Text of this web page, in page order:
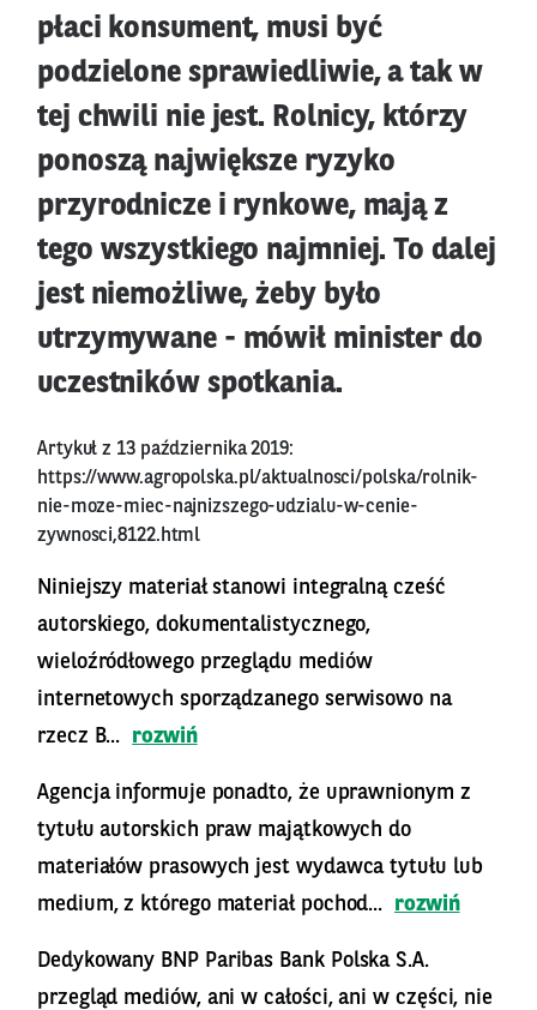
płaci konsument, musi być
podzielone sprawiedliwie, a tak w
tej chwili nie jest. Rolnicy, którzy
ponoszą największe ryzyko
przyrodnicze i rynkowe, mają z
tego wszystkiego najmniej. To dalej
jest niemożliwe, żeby było
utrzymywane - mówił minister do
uczestników spotkania.
Artykuł z 13 października 2019:
https://www.agropolska.pl/aktualnosci/polska/rolnik-
nie-moze-miec-najnizszego-udzialu-w-cenie-
zywnosci,8122.html
Niniejszy materiał stanowi integralną cześć
autorskiego, dokumentalistycznego,
wieloźródłowego przeglądu mediów
internetowych sporządzanego serwisowo na
rzecz B...
rozwiń
Agencja informuje ponadto, że uprawnionym z
tytułu autorskich praw majątkowych do
materiałów prasowych jest wydawca tytułu lub
medium, z którego materiał pochod...
rozwiń
Dedykowany BNP Paribas Bank Polska S.A.
przegląd mediów, ani w całości, ani w części, nie